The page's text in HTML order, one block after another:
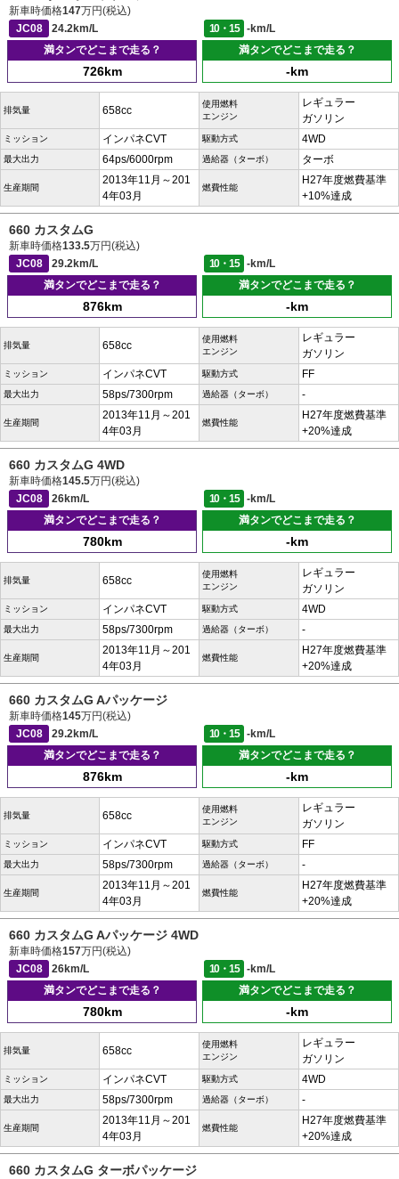
新車時価格147万円(税込)
JC08
24.2km/L 10・15
-km/L
満タンでどこまで走る？
726km
満タンでどこまで走る？
-km
排気量 658cc
使用燃料
エンジン
レギュラー
ガソリン
ミッション インパネCVT 駆動方式 4WD
最大出力 64ps/6000rpm 過給器（ターボ） ターボ
生産期間
2013年11月～201
4年03月
燃費性能
H27年度燃費基準
+10%達成
660 カスタムG
新車時価格133.5万円(税込)
JC08
29.2km/L 10・15
-km/L
満タンでどこまで走る？
876km
満タンでどこまで走る？
-km
排気量 658cc
使用燃料
エンジン
レギュラー
ガソリン
ミッション インパネCVT 駆動方式 FF
最大出力 58ps/7300rpm 過給器（ターボ） -
生産期間
2013年11月～201
4年03月
燃費性能
H27年度燃費基準
+20%達成
660 カスタムG 4WD
新車時価格145.5万円(税込)
JC08
26km/L 10・15
-km/L
満タンでどこまで走る？
780km
満タンでどこまで走る？
-km
排気量 658cc
使用燃料
エンジン
レギュラー
ガソリン
ミッション インパネCVT 駆動方式 4WD
最大出力 58ps/7300rpm 過給器（ターボ） -
生産期間
2013年11月～201
4年03月
燃費性能
H27年度燃費基準
+20%達成
660 カスタムG Aパッケージ
新車時価格145万円(税込)
JC08
29.2km/L 10・15
-km/L
満タンでどこまで走る？
876km
満タンでどこまで走る？
-km
排気量 658cc
使用燃料
エンジン
レギュラー
ガソリン
ミッション インパネCVT 駆動方式 FF
最大出力 58ps/7300rpm 過給器（ターボ） -
生産期間
2013年11月～201
4年03月
燃費性能
H27年度燃費基準
+20%達成
660 カスタムG Aパッケージ 4WD
新車時価格157万円(税込)
JC08
26km/L 10・15
-km/L
満タンでどこまで走る？
780km
満タンでどこまで走る？
-km
排気量 658cc
使用燃料
エンジン
レギュラー
ガソリン
ミッション インパネCVT 駆動方式 4WD
最大出力 58ps/7300rpm 過給器（ターボ） -
生産期間
2013年11月～201
4年03月
燃費性能
H27年度燃費基準
+20%達成
660 カスタムG ターボパッケージ